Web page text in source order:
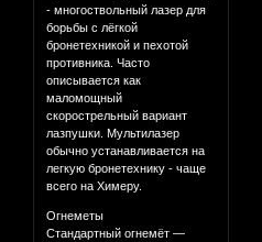
- многоствольный лазер для
борьбы с лёгкой
бронетехникой и пехотой
противника. Часто
описывается как
маломощный
скорострельный вариант
лазпушки. Мультилазер
обычно устанавливается на
легкую бронетехнику - чаще
всего на Химеру.
Огнеметы
Стандартный огнемёт —